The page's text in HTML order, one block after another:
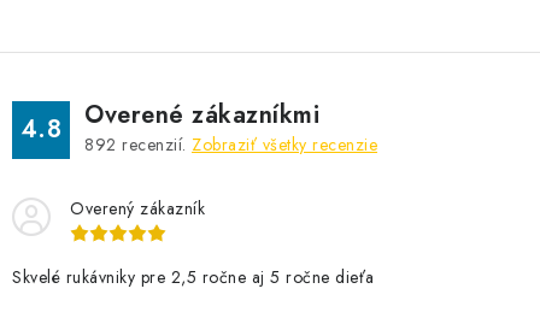
4.8 Overené zákazníkmi
892 recenzií. Zobraziť všetky recenzie
Overený zákazník
Skvelé rukávniky pre 2,5 ročne aj 5 ročne dieťa